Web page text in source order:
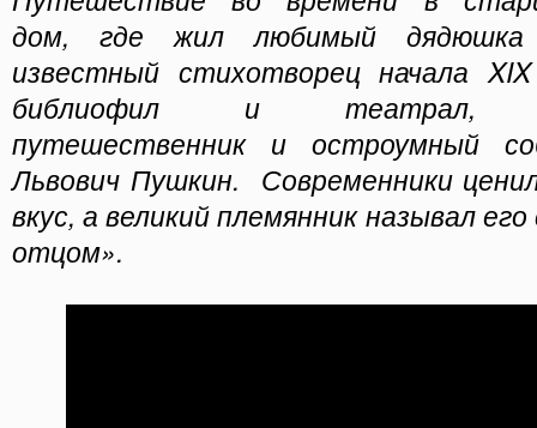
дом, где жил любимый
известный стихотворец начала
библиофил и театрал,
путешественник и остроумный
Львович Пушкин. Современники
вкус, а великий племянник называл
отцом».